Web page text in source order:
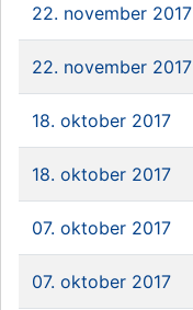
22. november 2017
22. november 2017
18. oktober 2017
18. oktober 2017
07. oktober 2017
07. oktober 2017